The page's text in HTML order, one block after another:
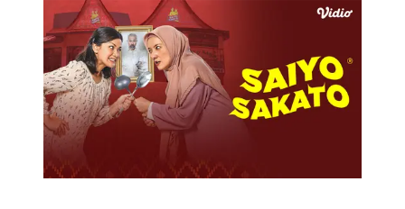
Series Saiyo Sakato (Dok. Vidio)